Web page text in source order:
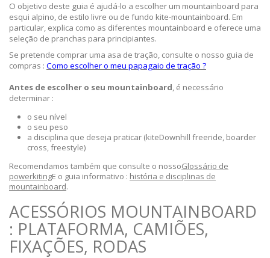
O objetivo deste guia é ajudá-lo a escolher um mountainboard para
esqui alpino, de estilo livre ou de fundo kite-mountainboard. Em
particular, explica como as diferentes mountainboard e oferece uma
seleção de pranchas para principiantes.
Se pretende comprar uma asa de tração, consulte o nosso guia de
compras : Como escolher o meu papagaio de tração ?
Antes de escolher o seu mountainboard, é necessário
determinar :
o seu nível
o seu peso
a disciplina que deseja praticar (kiteDownhill freeride, boarder
cross, freestyle)
Recomendamos também que consulte o nossoGlossário de
powerkitingE o guia informativo : história e disciplinas de
mountainboard.
ACESSÓRIOS MOUNTAINBOARD
: PLATAFORMA, CAMIÕES,
FIXAÇÕES, RODAS